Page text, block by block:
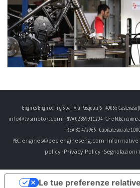
Engines Engineering S.p.a. - Via Pasquali, 6 - 40055 Castenaso
info@tvsmotor.com - P.IVA 02859911204 - CF e
- REA BO 472965 - Capitale sociale
PEC: engines@pec.engineseng.com -Informative
policy-Privacy Policy-Segnalazioni
Le tue preferenze